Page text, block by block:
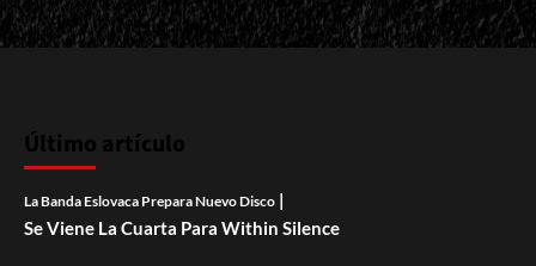
Último artículo
La Banda Eslovaca Prepara Nuevo Disco |
Se Viene La Cuarta Para Within Silence